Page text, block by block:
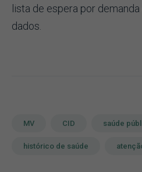
lista de espera por
dados.
MV CID saúde
histórico de saúde